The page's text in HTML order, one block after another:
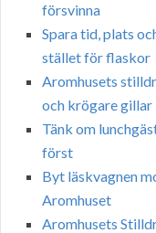
försvinna
Spara tid, plats
stället för flaskor
Aromhusets
och krögare gillar
Tänk om
först
Byt läskvagnen
Aromhuset
Aromhusets